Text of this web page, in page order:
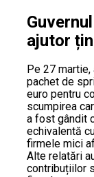
ajutor
Pe 27
pachet de
euro pentru
scumpirea
a fost gândit
echivalentă
firmele mici
Alte relatări
contribuțiilor